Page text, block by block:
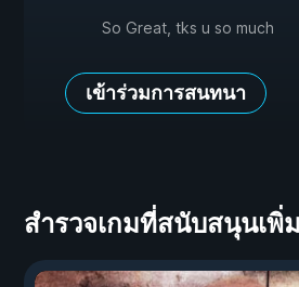
So Great, tks u so much
เข้าร่วมการสนทนา
สำรวจเกมที่สนับสนุนเพิ่